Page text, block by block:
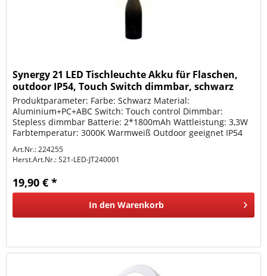
Synergy 21 LED Tischleuchte Akku für Flaschen,
outdoor IP54, Touch Switch dimmbar, schwarz
Produktparameter: Farbe: Schwarz Material:
Aluminium+PC+ABC Switch: Touch control Dimmbar:
Stepless dimmbar Batterie: 2*1800mAh Wattleistung: 3,3W
Farbtemperatur: 3000K Warmweiß Outdoor geeignet IP54
Art.Nr.: 224255
Herst.Art.Nr.:S21-LED-JT240001
19,90 € *
In den Warenkorb